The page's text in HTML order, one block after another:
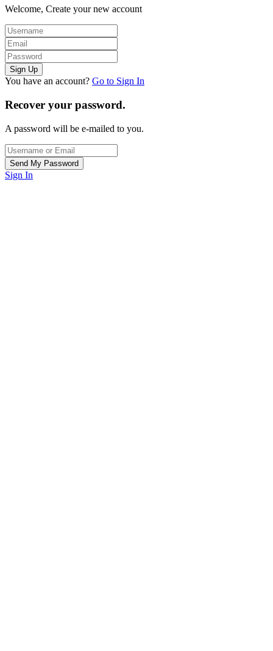
Welcome, Create your new account
You have an account? Go to Sign In
Recover your password.
A password will be e-mailed to you.
Sign In